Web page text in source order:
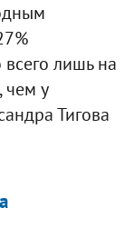
лишь на
чем у
Тигова